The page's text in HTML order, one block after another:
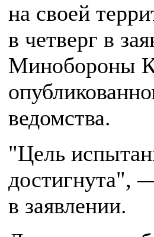
на своей
в четверг в
Минобороны
ведомства.
"Цель
достигнута",
в заявлении.